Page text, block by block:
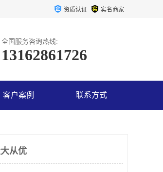
资质认证 实名商家
全国服务咨询热线:
13162861726
客户案例 联系方式
从优